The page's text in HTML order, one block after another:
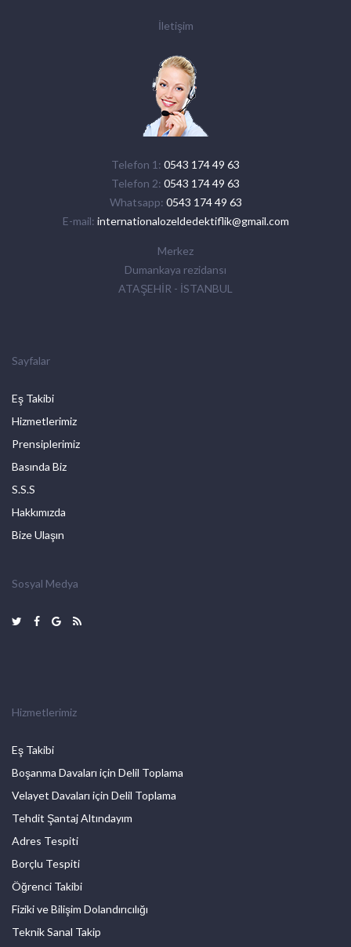
İletişim
Telefon 1: 0543 174 49 63
Telefon 2: 0543 174 49 63
Whatsapp: 0543 174 49 63
E-mail: internationalozeldedektiflik@gmail.com
Merkez
Dumankaya rezidansı
ATAŞEHİR - İSTANBUL
Sayfalar
Eş Takibi
Hizmetlerimiz
Prensiplerimiz
Basında Biz
S.S.S
Hakkımızda
Bize Ulaşın
Sosyal Medya
Hizmetlerimiz
Eş Takibi
Boşanma Davaları için Delil Toplama
Velayet Davaları için Delil Toplama
Tehdit Şantaj Altındayım
Adres Tespiti
Borçlu Tespiti
Öğrenci Takibi
Fiziki ve Bilişim Dolandırıcılığı
Teknik Sanal Takip